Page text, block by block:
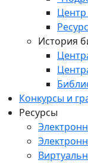
История
Конкурсы и
Ресурсы